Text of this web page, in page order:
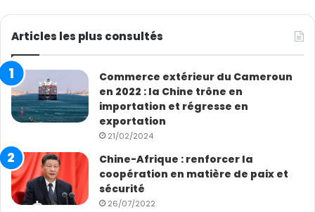
Sandrine Namen
Articles les plus consultés
Commerce extérieur du Cameroun
en 2022 : la Chine trône en
importation et régresse en
exportation
21/02/2024
Chine-Afrique : renforcer la
coopération en matière de paix et
sécurité
26/07/2022